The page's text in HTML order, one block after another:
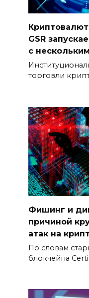
GSR
с
торговли
Фишинг и
причиной
атак на
По словам
блокчейна